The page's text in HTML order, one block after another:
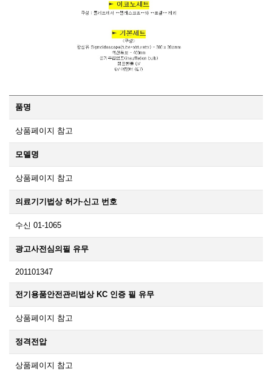
품명
상품페이지 참고
모델명
상품페이지 참고
의료기기법상 허가·신고 번호
수신 01-1065
광고사전심의필 유무
201101347
전기용품안전관리법상 KC 인증 필 유무
상품페이지 참고
정격전압
상품페이지 참고